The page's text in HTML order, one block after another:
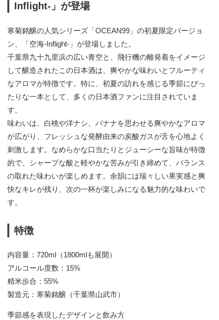
Inflight-」が登場
寒菊銘醸の人気シリーズ「OCEAN99」の初夏限定バージョ
ン、「空海-Inflight-」が登場しました。
千葉県九十九里浜の広い青空と、飛行機の離発着をイメージ
して醸造されたこの日本酒は、爽やかな味わいとフルーティ
なアロマが特徴です。特に、初夏の訪れを感じる季節にぴっ
たりな一本として、多くの日本酒ファンに注目されていま
す。
味わいは、白桃や洋ナシ、バナナを思わせる爽やかなアロマ
が広がり、フレッシュな発酵由来の炭酸ガスが舌を心地よく
刺激します。なめらかな口当たりとジューシーな旨味が特徴
的で、シャープな酸と軽やかな苦みが引き締めて、バランス
の取れた味わいが楽しめます。余韻には瑞々しい果実感と爽
快なキレが残り、次の一杯が楽しみになる魅力的な味わいで
す。
特徴
内容量：720ml（1800mlも展開）
アルコール度数：15%
精米歩合：55%
製造元：寒菊銘醸（千葉県山武市）
季節感を表現したデザインと飲み方